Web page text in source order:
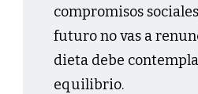
compromisos
futuro no vas a
dieta debe
equilibrio.